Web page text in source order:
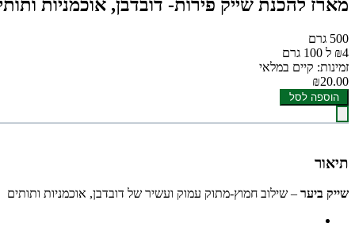
מארז להכנת שייק פירות- דובדבן, אוכמניות
500 גרם
₪4 ל 100 גרם
זמינות: קיים במלאי
₪20.00
הוספה לסל
תיאור
שייק ביער – שילוב חמוץ-מתוק עמוק ועשיר של דובדבן, אוכמניות ותותים